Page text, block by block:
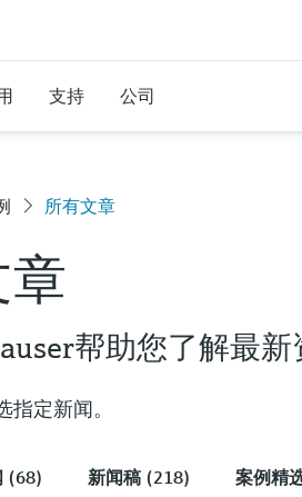
支持 公司
所有文章
帮助您了解最新
定新闻。
(68) 新闻稿 (218) 案例精